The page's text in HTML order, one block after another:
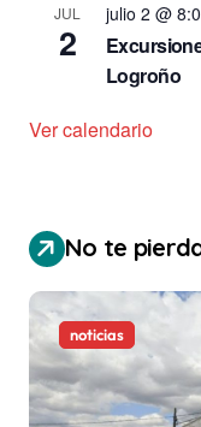
JUL
2
julio 2 @
Logroño
Ver calendario
No te
noticias